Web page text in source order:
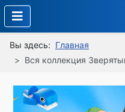
Вы здесь: Главная
Вся коллекция